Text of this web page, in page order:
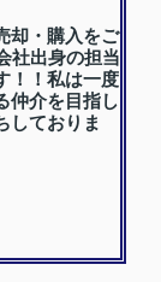
却・購入をご
社出身の担当
！！私は一度
仲介を目指し
しておりま